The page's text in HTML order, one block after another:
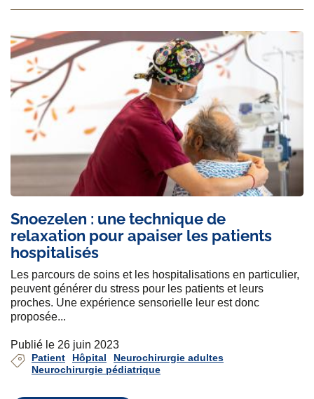
Snoezelen : une technique de
relaxation pour apaiser les patients
hospitalisés
Les parcours de soins et les hospitalisations en particulier,
peuvent générer du stress pour les patients et leurs
proches. Une expérience sensorielle leur est donc
proposée...
Publié le 26 juin 2023
Patient Hôpital
Neurochirurgie adultes
Neurochirurgie pédiatrique